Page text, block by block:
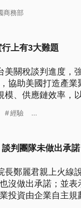
商務部
上有3大難題
關稅談判進度，
協助美國打造產
、供應鏈效率，
6761點。
經驗 ...
判團隊未做出承諾
鄭麗君親上火線
沒做出承諾；並
投資由企業自主